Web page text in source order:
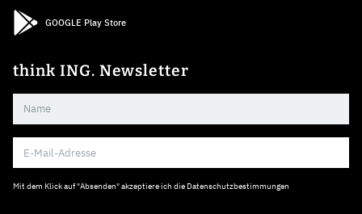
GOOGLE Play Store
think ING. Newsletter
Mit dem Klick auf "Absenden" akzeptiere ich die Datenschutzbestimmungen